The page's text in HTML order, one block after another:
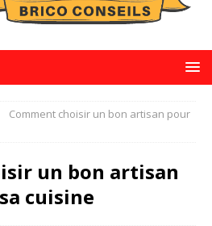
Comment choisir un bon artisan pour
un bon artisan
cuisine